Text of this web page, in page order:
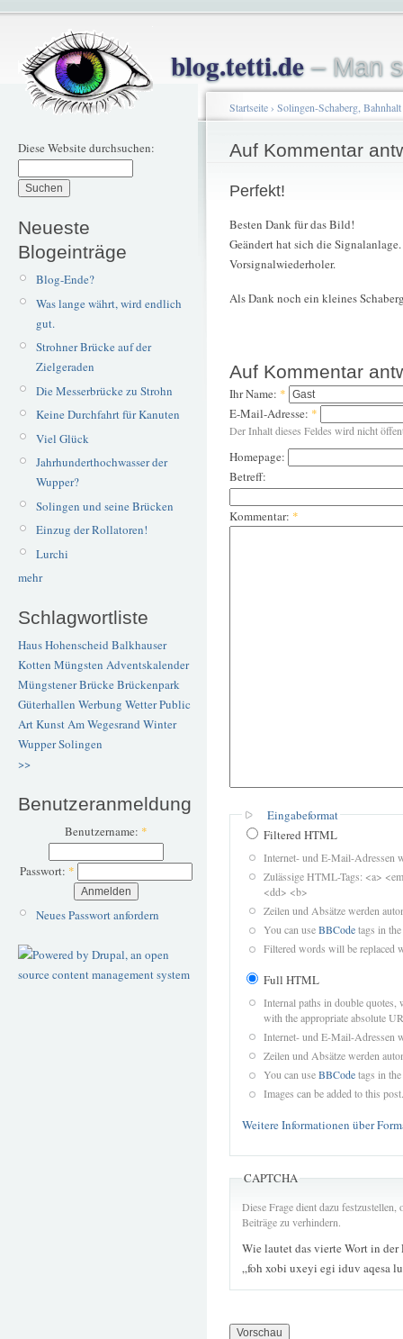
blog.tetti.de– Man
Diese Website durchsuchen:
Neueste
Blogeinträge
Blog-Ende?
Was lange währt, wird endlich
gut.
Strohner Brücke auf der
Zielgeraden
Die Messerbrücke zu Strohn
Keine Durchfahrt für Kanuten
Viel Glück
Jahrhunderthochwasser der
Wupper?
Solingen und seine Brücken
Einzug der Rollatoren!
Lurchi
mehr
Schlagwortliste
Haus Hohenscheid Balkhauser
Kotten Müngsten Adventskalender
Müngstener BrückeBrückenpark
Güterhallen Werbung WetterPublic
ArtKunstAm Wegesrand Winter
WupperSolingen
>>
Benutzeranmeldung
Benutzername: *
Passwort: *
Neues Passwort anfordern
Startseite› Solingen-Schaberg, Bahnhalt
Auf Kommentar
Perfekt!
Besten Dank für das Bild!
Geändert hat sich die
Vorsignalwiederholer.
Als Dank noch ein kleines
Auf Kommentar
Ihr Name: *
E-Mail-Adresse: *
Der Inhalt dieses Feldes wird nicht
Homepage:
Betreff:
Kommentar: *
Eingabeformat
Filtered HTML
Internet- und E-Mail-Adressen
Zulässige HTML-Tags: <a>
<dd> <b>
Zeilen und Absätze werden
You can useBBCodetags in
Filtered words will be replaced
Full HTML
Internal paths in double quotes,
with the appropriate absolute
Internet- und E-Mail-Adressen
Zeilen und Absätze werden
You can useBBCodetags in
Images can be added to this post.
Weitere Informationen über
CAPTCHA
Diese Frage dient dazu
Beiträge zu verhindern.
Wie lautet das vierte Wort in der
„foh xobi uxeyi egi iduv aqesa